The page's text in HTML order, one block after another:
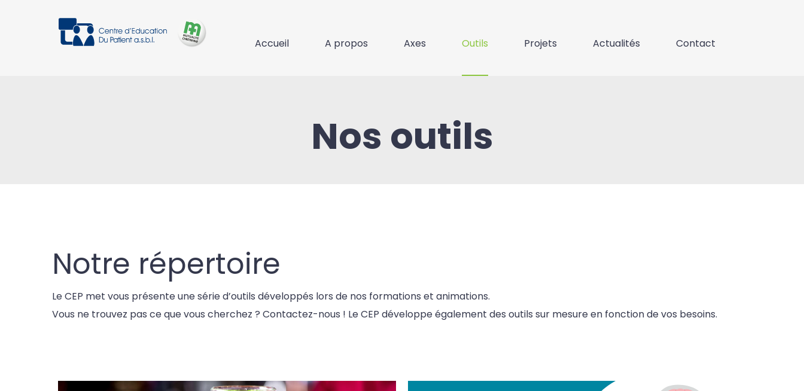
Accueil A propos Axes Outils Projets Actualités Contact
Nos outils
Notre répertoire
Le CEP met vous présente une série d’outils développés lors de nos formations et animations.
Vous ne trouvez pas ce que vous cherchez ? Contactez-nous ! Le CEP développe également des outils sur mesure en fonction de vos besoins.